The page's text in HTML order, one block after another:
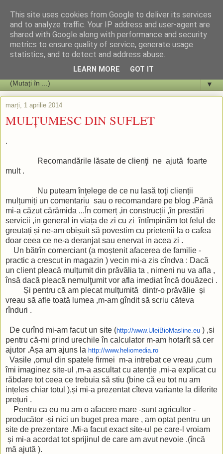
▼
marți, 1 aprilie 2014
MULȚUMESC DIN SUFLET
.
Recomandările lăsate de clienţi ne ajută foarte
mult .
Nu puteam înţelege de ce nu lasă toţi clienții
mulțumiți un comentariu sau o recomandare pe blog .Pănă
mi-a căzut cărămida ...În comerț ,in construcții ,în prestări
servicii ,in general in viața de zi cu zi întîmpinăm tot felul de
greutați și ne-am obișuit să povestim cu prietenii la o cafea
doar ceea ce ne-a deranjat sau enervat in acea zi .
Un bătrîn comerciant (a moștenit afacerea de familie -
practic a crescut in magazin ) vecin mi-a zis cîndva : Dacă
un client pleacă mulțumit din prăvălia ta , nimeni nu va afla ,
însă dacă pleacă nemulţumit vor afla imediat încă douăzeci .
Și pentru că am plecat mulțumită dintr-o prăvălie și
vreau să afle toată lumea ,m-am gîndit să scriu căteva
rînduri .
De curînd mi-am facut un site (http://www.UleiBioMasline.eu ) ,si
pentru că-mi prind urechile în calculator m-am hotarît să cer
ajutor .Așa am ajuns la http://www.heliomedia.ro
Vasile ,omul din spatele firmei m-a intrebat ce vreau ,cum
îmi imaginez site-ul ,m-a ascultat cu atenție ,mi-a explicat cu
răbdare tot ceea ce trebuia să stiu (bine că eu tot nu am
ințeles chiar totul ),și mi-a prezentat cîteva variante la diferite
prețuri .
Pentru ca eu nu am o afacere mare -sunt agricultor -
producător -și nici un buget prea mare , am optat pentru un
site de prezentare .Mi-a facut exact site-ul pe care-l vroiam
și mi-a acordat tot sprijinul de care am avut nevoie .(încă
mă ajută ).
This site uses cookies from Google to deliver its services
and to analyze traffic. Your IP address and user-agent are
shared with Google along with performance and security
metrics to ensure quality of service, generate usage
statistics, and to detect and address abuse.
LEARN MORE GOT IT